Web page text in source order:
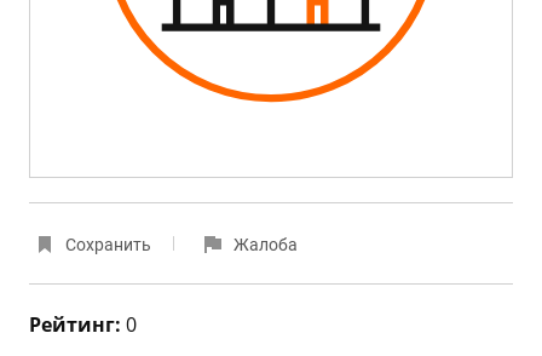
Сохранить Жалоба
Рейтинг: 0